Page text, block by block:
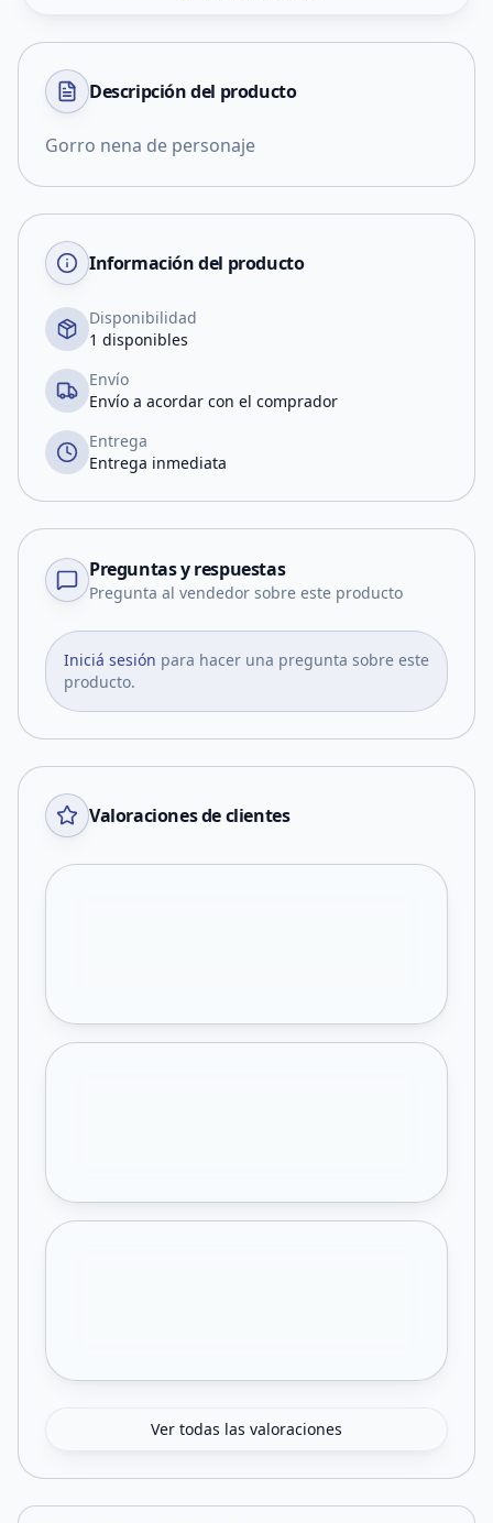
Descripción del producto
Gorro nena de personaje
Información del producto
Disponibilidad
1 disponibles
Envío
Envío a acordar con el comprador
Entrega
Entrega inmediata
Preguntas y respuestas
Pregunta al vendedor sobre este producto
Iniciá sesión para hacer una pregunta sobre este
producto.
Valoraciones de clientes
Ver todas las valoraciones